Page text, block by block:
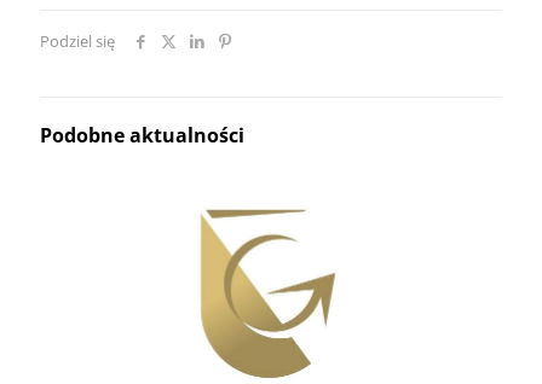
Podziel się
Podobne aktualności